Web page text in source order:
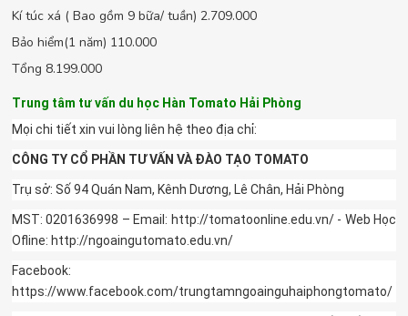
Kí túc xá ( Bao gồm 9 bữa/ tuần) 2.709.000
Bảo hiểm(1 năm) 110.000
Tổng 8.199.000
Trung tâm tư vấn du học Hàn Tomato Hải Phòng
Mọi chi tiết xin vui lòng liên hệ theo địa chỉ:
CÔNG TY CỔ PHẦN TƯ VẤN VÀ ĐÀO TẠO TOMATO
Trụ sở: Số 94 Quán Nam, Kênh Dương, Lê Chân, Hải Phòng
MST: 0201636998 – Email: http://tomatoonline.edu.vn/ - Web Học
Ofline: http://ngoaingutomato.edu.vn/
Facebook:
https://www.facebook.com/trungtamngoainguhaiphongtomato/